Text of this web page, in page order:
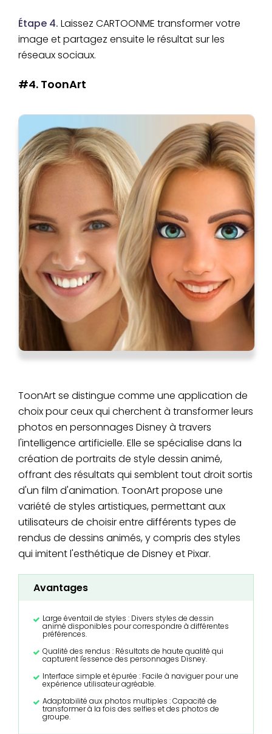
Étape 4. Laissez CARTOONME transformer votre
image et partagez ensuite le résultat sur les
réseaux sociaux.
#4. ToonArt
ToonArt se distingue comme une application de
choix pour ceux qui cherchent à transformer leurs
photos en personnages Disney à travers
l'intelligence artificielle. Elle se spécialise dans la
création de portraits de style dessin animé,
offrant des résultats qui semblent tout droit sortis
d'un film d'animation. ToonArt propose une
variété de styles artistiques, permettant aux
utilisateurs de choisir entre différents types de
rendus de dessins animés, y compris des styles
qui imitent l'esthétique de Disney et Pixar.
Avantages
Large éventail de styles : Divers styles de dessin
animé disponibles pour correspondre à différentes
préférences.
Qualité des rendus : Résultats de haute qualité qui
capturent l'essence des personnages Disney.
Interface simple et épurée : Facile à naviguer pour une
expérience utilisateur agréable.
Adaptabilité aux photos multiples : Capacité de
transformer à la fois des selfies et des photos de
groupe.